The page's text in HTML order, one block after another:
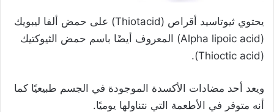
يحتوي ثيوتاسيد أقراص (Thiotacid) على حمض ألفا ليبويك
(Alpha lipoic acid) المعروف أيضًا باسم حمض الثيوكتيك
(Thioctic acid).
ويعد أحد مضادات الأكسدة الموجودة في الجسم طبيعيًا كما
أنه متوفر في الأطعمة التي نتناولها يوميًا.